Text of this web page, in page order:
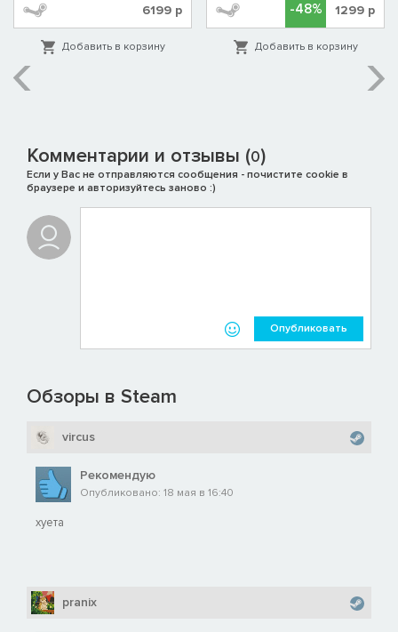
6199 р
Добавить в корзину
-48% 1299 р
Добавить в корзину
Комментарии и отзывы (0)
Если у Вас не отправляются сообщения - почистите cookie в
браузере и авторизуйтесь заново :)
Опубликовать
Обзоры в Steam
vircus
Рекомендую
Опубликовано: 18 мая в 16:40
хуета
pranix